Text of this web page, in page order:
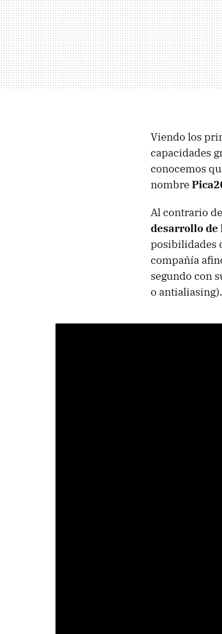
Viendo los
capacidades
conocemos
nombre
Al contrario
desarrollo de
posibilidades
compañía
segundo con
o antialiasing).